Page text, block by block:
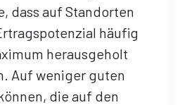
dass auf Standorten
häufig
herausgeholt
Auf weniger guten
die auf den